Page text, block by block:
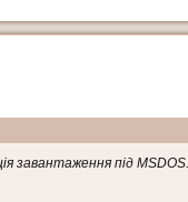
завантаження під